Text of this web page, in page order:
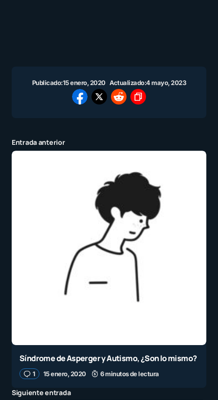
Publicado:15 enero, 2020 Actualizado:4 mayo, 2023
Entrada anterior
Síndrome de Asperger y Autismo, ¿Son lo mismo?
1 15 enero, 2020 6 minutos de lectura
Siguiente entrada